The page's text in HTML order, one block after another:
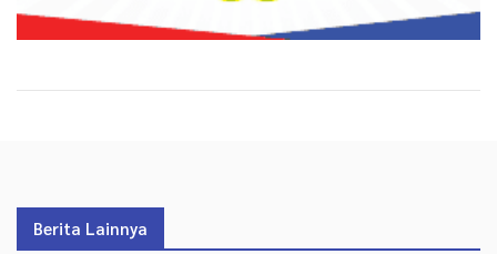
Berita Lainnya